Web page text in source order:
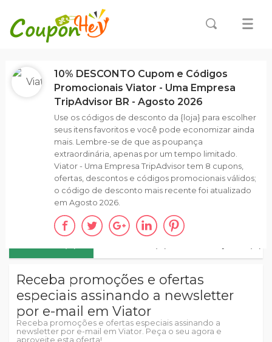
Receba promoções e ofertas
especiais assinando a newsletter
por e-mail em Viator
Receba promoções e ofertas especiais assinando a
newsletter por e-mail em Viator. Peça o seu agora e
aproveite esta oferta!
10% DESCONTO Cupom e Códigos
Promocionais Viator - Uma Empresa
TripAdvisor BR - Agosto 2026
Use os códigos de desconto da {loja} para escolher
seus itens favoritos e você pode economizar ainda
mais. Lembre-se de que as poupança
extraordinária, apenas por um tempo limitado.
Viator - Uma Empresa TripAdvisor tem 8 cupons,
ofertas, descontos e códigos promocionais válidos;
o código de desconto mais recente foi atualizado
em Agosto 2026.